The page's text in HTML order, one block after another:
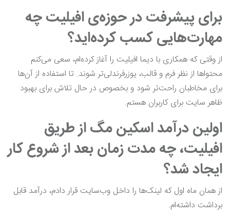
برای پیشرفت در حوزه‌ی افیلیت چه
مهارت‌هایی کسب کرده‌اید؟
از وقتی که همکاری با دیما افیلیت را آغاز کرده‌ام، سعی می‌کنم
محتواها از نظر فرم و قالب، یوزرفرندلی‌تر شوند. تا استفاده از آن‌ها
برای مخاطبان راحت‌تر شود و بخصوص در حال تلاش برای بهبود
ظاهر سایت برای کاربران هستم.
اولین درآمد اسکین مگ از طریق
افیلیت، چه مدت زمان بعد از شروع کار
ایجاد شد؟
از همان ماه اول که لینک‌ها را داخل وب‌سایت قرار دادم، درآمد قابل
برداشت داشته‌ام.